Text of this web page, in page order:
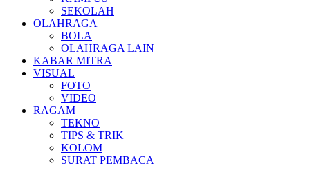
SEKOLAH
OLAHRAGA
BOLA
OLAHRAGA LAIN
KABAR MITRA
VISUAL
FOTO
VIDEO
RAGAM
TEKNO
TIPS & TRIK
KOLOM
SURAT PEMBACA